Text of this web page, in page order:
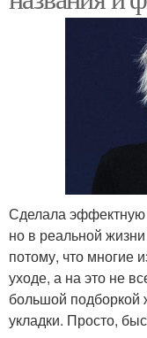
Сделала эффектную
но в реальной
потому, что многие
уходе, а на это не
большой подборкой
укладки. Просто,